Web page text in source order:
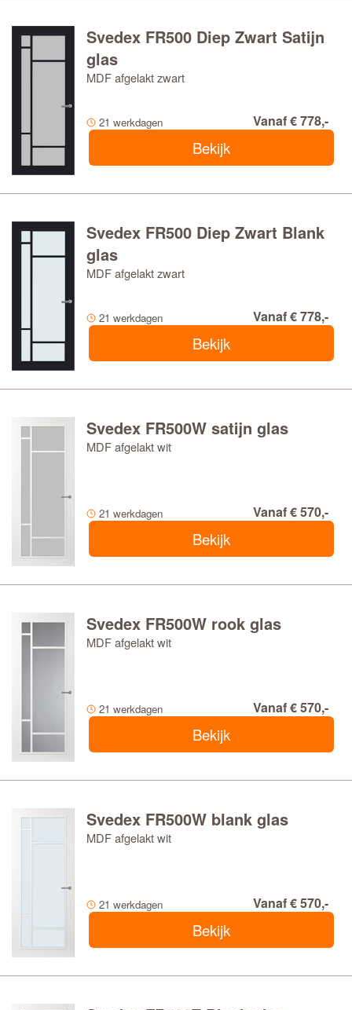
Svedex FR500 Diep Zwart Satijn
glas
MDF afgelakt zwart
21 werkdagen Vanaf € 778,-
Bekijk
Svedex FR500 Diep Zwart Blank
glas
MDF afgelakt zwart
21 werkdagen Vanaf € 778,-
Bekijk
Svedex FR500W satijn glas
MDF afgelakt wit
21 werkdagen Vanaf € 570,-
Bekijk
Svedex FR500W rook glas
MDF afgelakt wit
21 werkdagen Vanaf € 570,-
Bekijk
Svedex FR500W blank glas
MDF afgelakt wit
21 werkdagen Vanaf € 570,-
Bekijk